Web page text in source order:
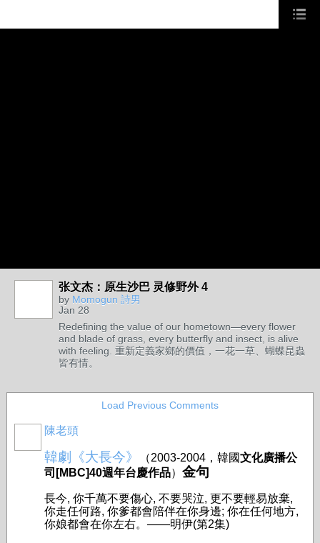
张文杰：原生沙巴 灵修野外 4
by Momogun 詩男
Jan 28
Redefining the value of our hometown—every flower
and blade of grass, every butterfly and insect, is alive
with feeling. 重新定義家鄉的價值，一花一草、蝴蝶昆蟲
皆有情。
Load Previous Comments
陳老頭
韓劇《大長今》 （2003-2004， 韓國文化廣播公
司[MBC]40週年台慶作品） 金句
長今, 你千萬不要傷心, 不要哭泣, 更不要輕易放棄,
你走任何路, 你爹都會陪伴在你身邊; 你在任何地方,
你娘都會在你左右。——明伊(第2集)